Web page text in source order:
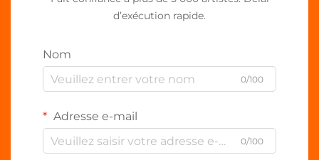
d’exécution rapide.
Nom
0/100
Adresse e-mail
0/100